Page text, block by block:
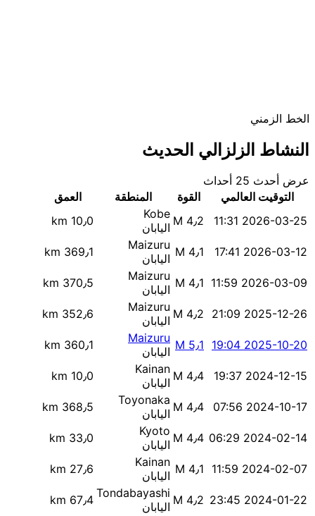
الخط الزمني
النشاط الزلزالي الحديث
عرض أحدث 25 أحداث
التوقيت العالمي
القوة المنطقة
العمق
2026-03-25 11:31
M 4٫2 Kobe
اليابان
10٫0 km
2026-03-12 17:41 M 4٫1 Maizuru
اليابان
369٫1 km
2026-03-09 11:59 M 4٫1 Maizuru
اليابان
370٫5 km
2025-12-26 21:09 M 4٫2 Maizuru
اليابان
352٫6 km
2025-10-20 19:04 M 5٫1 Maizuru
اليابان
360٫1 km
2024-12-15 19:37 M 4٫4 Kainan
اليابان
10٫0 km
2024-10-17 07:56 M 4٫4 Toyonaka
اليابان
368٫5 km
2024-02-14 06:29 M 4٫4 Kyoto
اليابان
33٫0 km
2024-02-07 11:59 M 4٫1 Kainan
اليابان
27٫6 km
2024-01-22 23:45 M 4٫2 Tondabayashi
اليابان
67٫4 km